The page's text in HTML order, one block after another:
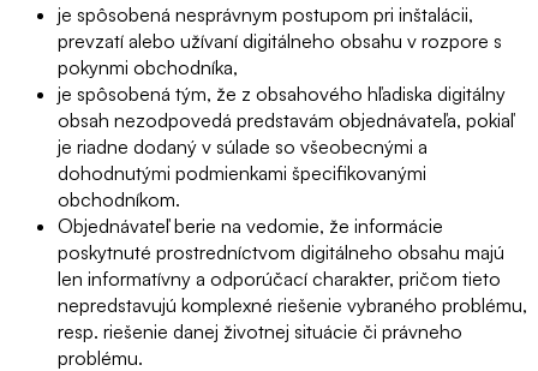
je spôsobená nesprávnym postupom pri inštalácii,
prevzatí alebo užívaní digitálneho obsahu v rozpore s
pokynmi obchodníka,
je spôsobená tým, že z obsahového hľadiska digitálny
obsah nezodpovedá predstavám objednávateľa, pokiaľ
je riadne dodaný v súlade so všeobecnými a
dohodnutými podmienkami špecifikovanými
obchodníkom.
Objednávateľ berie na vedomie, že informácie
poskytnuté prostredníctvom digitálneho obsahu majú
len informatívny a odporúčací charakter, pričom tieto
nepredstavujú komplexné riešenie vybraného problému,
resp. riešenie danej životnej situácie či právneho
problému.